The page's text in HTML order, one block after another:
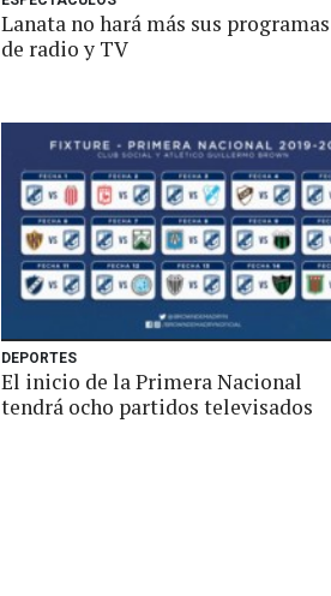
Lanata no hará más sus programas
de radio y TV
DEPORTES
El inicio de la Primera Nacional
tendrá ocho partidos televisados